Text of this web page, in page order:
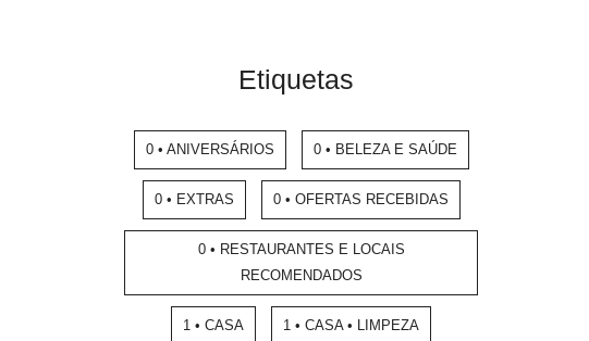
Etiquetas
0 • ANIVERSÁRIOS 0 • BELEZA E SAÚDE
0 • EXTRAS 0 • OFERTAS RECEBIDAS
0 • RESTAURANTES E LOCAIS
RECOMENDADOS
1 • CASA 1 • CASA • LIMPEZA